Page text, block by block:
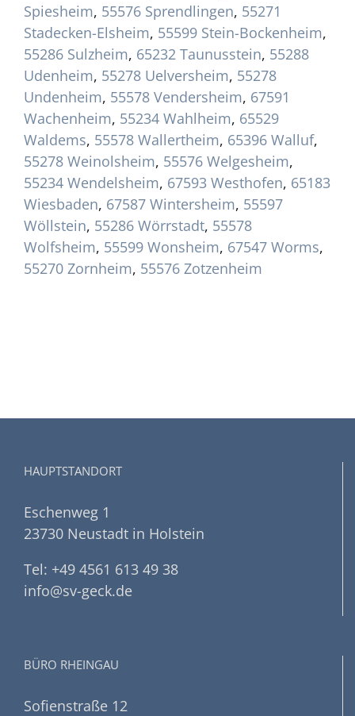
Spiesheim, 55576 Sprendlingen, 55271
Stadecken-Elsheim, 55599 Stein-Bockenheim,
55286 Sulzheim, 65232 Taunusstein, 55288
Udenheim, 55278 Uelversheim, 55278
Undenheim, 55578 Vendersheim, 67591
Wachenheim, 55234 Wahlheim, 65529
Waldems, 55578 Wallertheim, 65396 Walluf,
55278 Weinolsheim, 55576 Welgesheim,
55234 Wendelsheim, 67593 Westhofen, 65183
Wiesbaden, 67587 Wintersheim, 55597
Wöllstein, 55286 Wörrstadt, 55578
Wolfsheim, 55599 Wonsheim, 67547 Worms,
55270 Zornheim, 55576 Zotzenheim
HAUPTSTANDORT
Eschenweg 1
23730 Neustadt in Holstein
Tel: +49 4561 613 49 38
info@sv-geck.de
BÜRO RHEINGAU
Sofienstraße 12